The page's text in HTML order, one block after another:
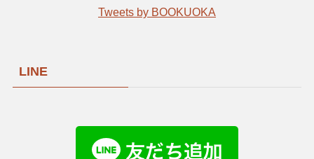
Tweets by BOOKUOKA
LINE